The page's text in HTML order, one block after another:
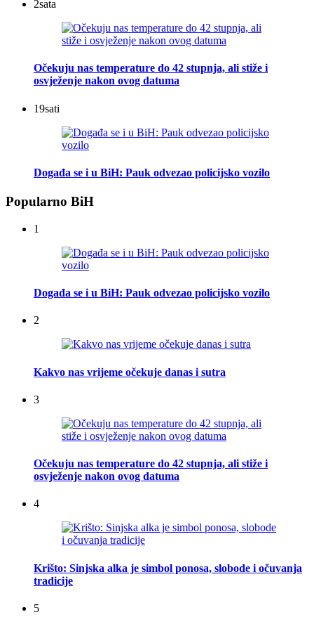
2sata
Očekuju nas temperature do 42 stupnja, ali stiže i
osvježenje nakon ovog datuma
19sati
Događa se i u BiH: Pauk odvezao policijsko vozilo
Popularno BiH
1
Događa se i u BiH: Pauk odvezao policijsko vozilo
2
Kakvo nas vrijeme očekuje danas i sutra
3
Očekuju nas temperature do 42 stupnja, ali stiže i
osvježenje nakon ovog datuma
4
Krišto: Sinjska alka je simbol ponosa, slobode i očuvanja
tradicije
5